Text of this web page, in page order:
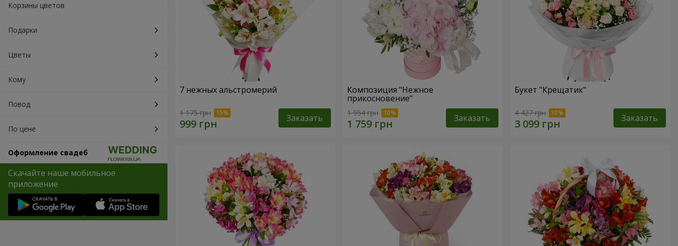
Корзины цветов
Подарки
Цветы
Кому
Повод
По цене
Оформление свадеб
Скачайте наше мобильное
приложение
7 нежных альстромерий
1 175 грн Заказать
Композиция "Нежное
прикосновение"
1 954 грн Заказать
Букет "Крещатик"
4 427 грн Заказать